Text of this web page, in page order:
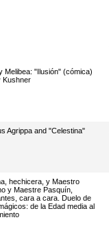
Melibea: "Ilusión" (cómica)
Kushner
Agrippa and "Celestina"
hechicera, y Maestro
y Maestre Pasquín,
cara a cara. Duelo de
de la Edad media al